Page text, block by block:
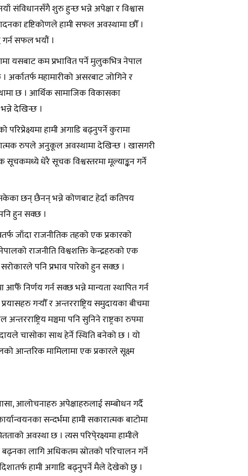
संविधानसँगै शुरु हुन्छ भन्ने अपेक्षा र विश्वास
दृष्टिकोणले हामी सफल अवस्थामा छौँ ।
गर्न सफल भयौं ।
यसबाट कम प्रभावित पर्ने मुलुकभित्र नेपाल
महामारीको असरबाट जोगिने र
छ । आर्थिक सामाजिक विकासका
देखिन्छ ।
हामी अगाडि बढ्नुपर्ने कुरामा
रुपले अनुकूल अवस्थामा देखिन्छ । खासगरी
धेरै सूचक विश्वस्तरमा मूल्याङ्कन गर्ने
छन् छैनन् भन्ने कोणबाट हेर्दा कतिपय
हुन सक्छ ।
जाँदा राजनीतिक तहको एक प्रकारको
राजनीति विश्वशक्ति केन्द्रहरुको एक
पनि प्रभाव पारेको हुन सक्छ ।
निर्णय गर्न सक्छ भन्ने मान्यता स्थापित गर्न
गर्‍यौँ र अन्तरराष्ट्रिय समुदायका बीचमा
मञ्चमा पनि सुनिने राष्ट्रका रुपमा
चासोका साथ हेर्ने स्थिति बनेको छ । यो
आन्तरिक मामिलामा एक प्रकारले सूक्ष्म
आलोचनाहरु अपेक्षाहरुलाई सम्बोधन गर्दै
सन्दर्भमा हामी सकारात्मक बाटोमा
अवस्था छ । त्यस परिपे्रक्ष्यमा हामीले
लागि अधिकतम स्रोतको परिचालन गर्ने
हामी अगाडि बढ्नुपर्ने मैले देखेको छु ।